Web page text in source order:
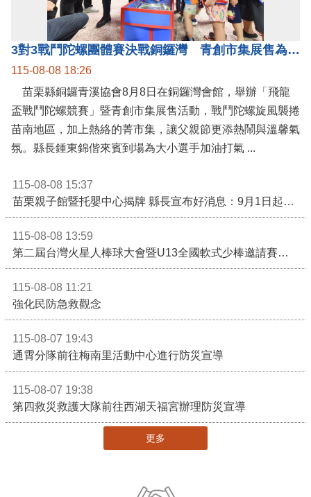
3對3戰鬥陀螺團體賽決戰銅鑼灣 青創市集展售為父親節增添繽紛
115-08-08 18:26
苗栗縣銅鑼青溪協會8月8日在銅鑼灣會館，舉辦「飛龍
盃戰鬥陀螺競賽」暨青創市集展售活動，戰鬥陀螺旋風襲捲
苗南地區，加上熱絡的菁市集，讓父親節更添熱鬧與溫馨氣
氛。縣長鍾東錦偕來賓到場為大小選手加油打氣 ...
115-08-08 15:37
苗栗親子館暨托嬰中心揭牌 縣長宣布好消息：9月1日起調降臨時托嬰費用
115-08-08 13:59
第二屆台灣火星人棒球大會暨U13全國軟式少棒邀請賽在苗栗舉辦
115-08-08 11:21
強化民防急救觀念
115-08-07 19:43
通霄分隊前往梅南里活動中心進行防災宣導
115-08-07 19:38
第四救災救護大隊前往西湖天福宮辦理防災宣導
更多